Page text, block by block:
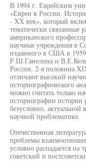
В 1994 г. Еврейским
«Евреи в России.
- XX век», который
тематически связанные
американского
научные учреждения в
изданного в США в 1959
Р.Ш.Ганелина и
России. 2-я половина
отличают высокий
историографического
можно считать только
историографии истории
безусловно, актуальной
научной проблематике.
Отечественная
проблемы
условно распадается
советский и